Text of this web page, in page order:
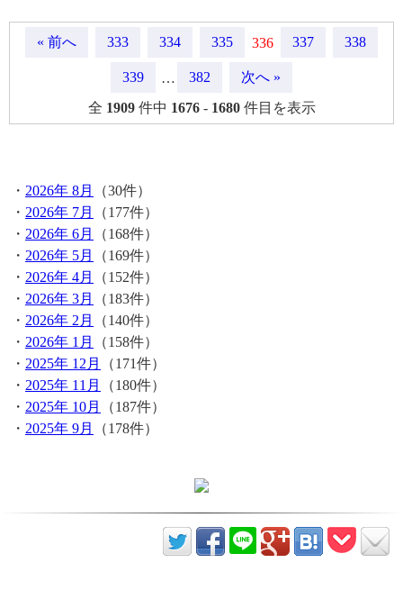
« 前へ 333 334 335 336 337 338
339 … 382
次へ »
全 1909件中 1676- 1680件目を表示
・ 2026年 8月
（30件）
・ 2026年 7月
（177件）
・ 2026年 6月
（168件）
・ 2026年 5月
（169件）
・ 2026年 4月
（152件）
・ 2026年 3月
（183件）
・ 2026年 2月
（140件）
・ 2026年 1月
（158件）
・ 2025年 12月
（171件）
・ 2025年 11月
（180件）
・ 2025年 10月
（187件）
・ 2025年 9月 （178件）